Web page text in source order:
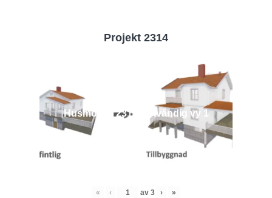
Projekt 2314
Husmodell 2314 - Utvändig vy 1
« ‹ av 3 › »